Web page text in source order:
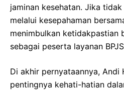
jaminan kesehatan. Jika
melalui kesepahaman
menimbulkan ketidakpastian
sebagai peserta layanan
Di akhir pernyataannya, Andi
pentingnya kehati-hatian